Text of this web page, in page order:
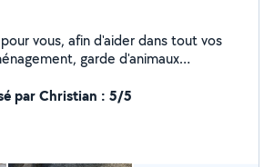
vous, afin d'aider dans tout vos
garde d'animaux
par Christian : 5/5